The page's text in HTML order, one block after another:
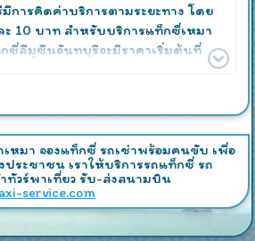
การคิดค่าบริการตามระยะทาง โดย
ะ 10 บาท สำหรับบริการแท็กซี่เหมา
ซี่ลีมูซีนจันทบุรีจะมีราคาเริ่มต้นที่
รองรับความต้องการที่หลากหลายของ
องการใช้บริการแท็กซี่แบบเร่งด่วน
จะจัดหารถให้ทันทีโดยใช้เครื่องมือ
และรวดเร็ว เพื่อส่งรถที่อยู่ใกล้ท่าน
รอย่างรวดเร็วทันใจ
เหมา จองแท็กซี่ รถเช่าพร้อมคนขับ เพื่อ
ประชาชน เราให้บริการรถแท็กซี่ รถ
ทัวร์พาเที่ยว รับ-ส่งสนามบิน
service.com